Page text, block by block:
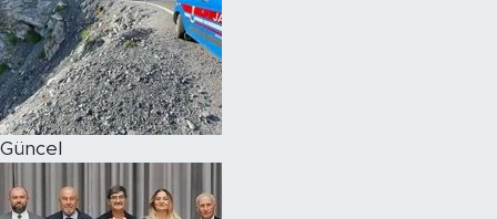
Güncel
Magazin
Özel Haber
Politika
Resmi İlanlar